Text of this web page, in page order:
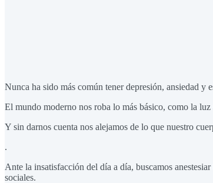
Nunca ha sido más común tener depresión, ansiedad y
El mundo moderno nos roba lo más básico, como la
Y sin darnos cuenta nos alejamos de lo que nuestro
.
Ante la insatisfacción del día a día, buscamos
sociales.